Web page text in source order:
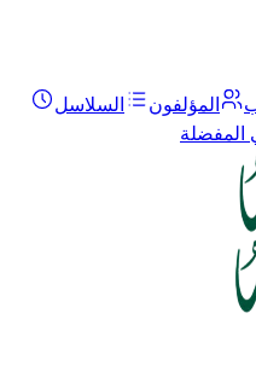
المؤلفون
السلاسل
المفضلة